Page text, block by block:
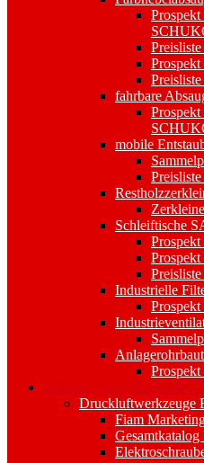
Prospekt
fahrbare
Prospekt
mobile
Schleiftische
Industrielle
Druckluftwerkzeuge
Fiam